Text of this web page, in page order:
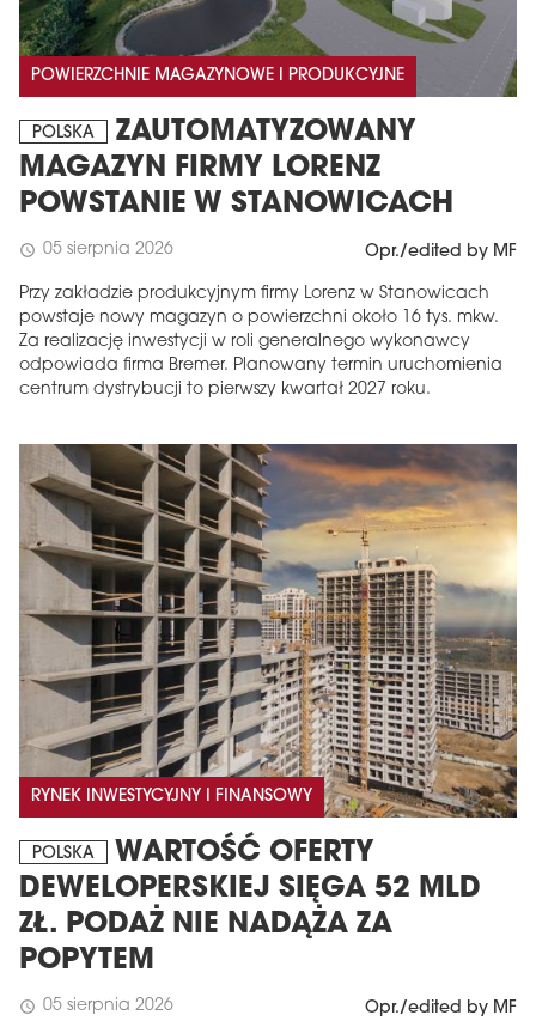
POWIERZCHNIE MAGAZYNOWE I PRODUKCYJNE
POLSKA
ZAUTOMATYZOWANY
MAGAZYN FIRMY LORENZ
POWSTANIE W STANOWICACH
schedule 05 sierpnia 2026 Opr./edited by MF
Przy zakładzie produkcyjnym firmy Lorenz w Stanowicach
powstaje nowy magazyn o powierzchni około 16 tys. mkw.
Za realizację inwestycji w roli generalnego wykonawcy
odpowiada firma Bremer. Planowany termin uruchomienia
centrum dystrybucji to pierwszy kwartał 2027 roku.
RYNEK INWESTYCYJNY I FINANSOWY
POLSKA
WARTOŚĆ OFERTY
DEWELOPERSKIEJ SIĘGA 52 MLD
ZŁ. PODAŻ NIE NADĄŻA ZA
POPYTEM
schedule 05 sierpnia 2026 Opr./edited by MF